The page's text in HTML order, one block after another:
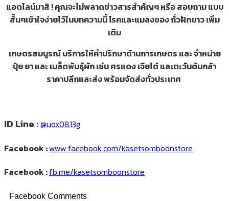
แอดไลน์มาสิ ! คุณจะไม่พลาดข่าวสารสำคัญๆ หรือ สอบถาม แบบ
สั้นๆเข้าใจง่ายไว้ในบทความนี้ โรคและแมลงของ ถั่วฝักยาว เพิ่ม
เติม
เกษตรสมบูรณ์ บริการให้คำปรึกษาด้านการเกษตร และ จำหน่าย
ปุ๋ย ยา และ เมล็ดพันธุ์ผัก เช่น ศรแดง เจียไต๋ และตะวันต้นกล้า
ราคาปลีกและส่งพร้อมจัดส่งทั่วประเทศ
ID Line :@uox0813g
Facebook :www.facebook.com/kasetsomboonstore
Facebook :fb.me/kasetsomboonstore
Facebook Comments